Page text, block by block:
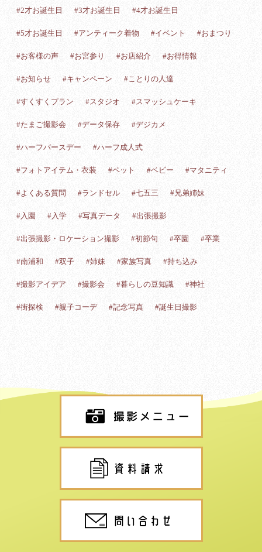
#2才お誕生日 #3才お誕生日 #4才お誕生日
#5才お誕生日 #アンティーク着物 #イベント #おまつり
#お客様の声 #お宮参り #お店紹介 #お得情報
#お知らせ #キャンペーン #ことりの人達
#すくすくプラン #スタジオ #スマッシュケーキ
#たまご撮影会 #データ保存 #デジカメ
#ハーフバースデー #ハーフ成人式
#フォトアイテム・衣装 #ペット #ベビー #マタニティ
#よくある質問 #ランドセル #七五三 #兄弟姉妹
#入園 #入学 #写真データ #出張撮影
#出張撮影・ロケーション撮影 #初節句 #卒園 #卒業
#南浦和 #双子 #姉妹 #家族写真 #持ち込み
#撮影アイデア #撮影会 #暮らしの豆知識 #神社
#街探検 #親子コーデ #記念写真 #誕生日撮影